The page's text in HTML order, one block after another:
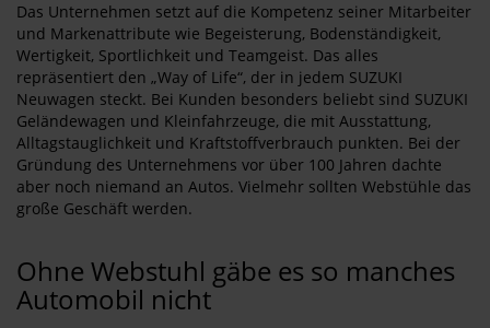
Das Unternehmen setzt auf die Kompetenz seiner Mitarbeiter
und Markenattribute wie Begeisterung, Bodenständigkeit,
Wertigkeit, Sportlichkeit und Teamgeist. Das alles
repräsentiert den „Way of Life“, der in jedem SUZUKI
Neuwagen steckt. Bei Kunden besonders beliebt sind SUZUKI
Geländewagen und Kleinfahrzeuge, die mit Ausstattung,
Alltagstauglichkeit und Kraftstoffverbrauch punkten. Bei der
Gründung des Unternehmens vor über 100 Jahren dachte
aber noch niemand an Autos. Vielmehr sollten Webstühle das
große Geschäft werden.
Ohne Webstuhl gäbe es so manches
Automobil nicht